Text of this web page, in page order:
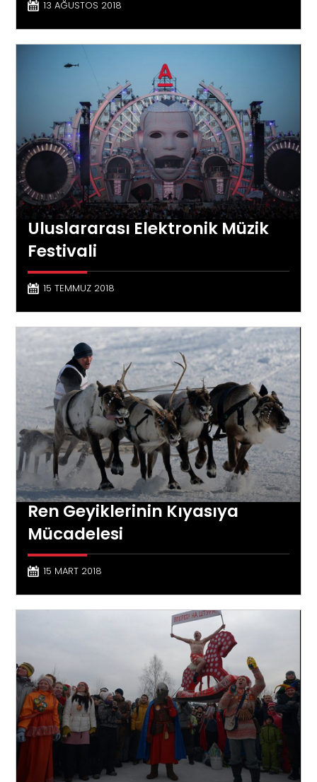
13 AĞUSTOS 2018
Uluslararası Elektronik Müzik
Festivali
15 TEMMUZ 2018
Ren Geyiklerinin Kıyasıya
Mücadelesi
15 MART 2018